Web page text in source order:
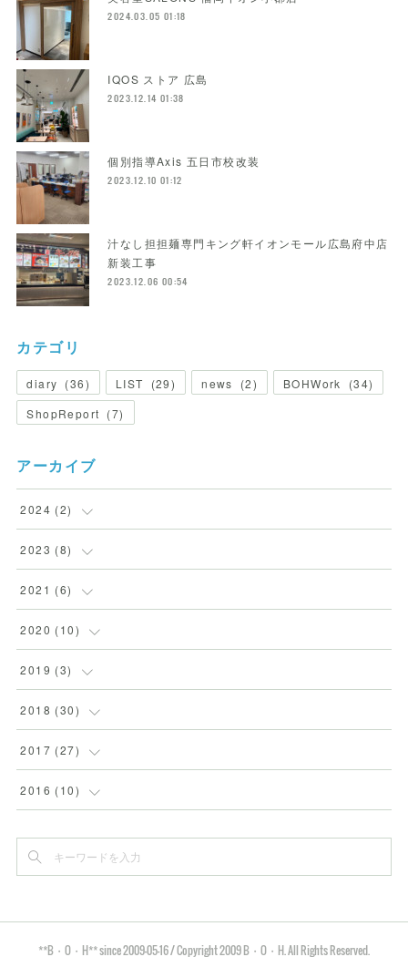
2024.03.05 01:18
IQOS ストア 広島
2023.12.14 01:38
個別指導Axis 五日市校改装
2023.12.10 01:12
汁なし担担麺専門キング軒イオンモール広島府中店
新装工事
2023.12.06 00:54
カテゴリ
diary (36) LIST (29) news (2) BOHWork (34)
ShopReport (7)
アーカイブ
2024 (2)
(2
2023 (8)
(5
(2)
(1
2021 (6)
(1)
(2
(1)
(1)
2020 (10)
(1
(1)
(1)
( 1 )
(1)
2019 (3)
(1)
(1)
(1)
2018 (30)
(4)
(3)
( 12)
2017 (27)
(1)
16)
(2
2016 (10)
(1
**B・O・H** since 2009-05-16 / Copyright 2009 B・O・H. All Rights Reserved.